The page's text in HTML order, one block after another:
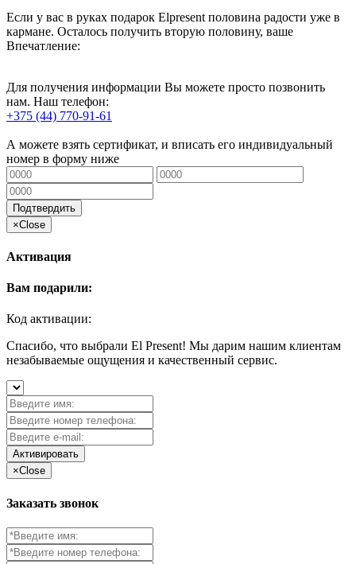
Если у вас в руках подарок Elpresent половина радости уже в
кармане. Осталось получить вторую половину, ваше
Впечатление:
Для получения информации Вы можете просто позвонить
нам. Наш телефон:
+375 (44) 770-91-61
А можете взять сертификат, и вписать его индивидуальный
номер в форму ниже
Подтвердить
×Close
Активация
Вам подарили:
Код активации:
Спасибо, что выбрали El Present! Мы дарим нашим клиентам
незабываемые ощущения и качественный сервис.
Активировать
×Close
Заказать звонок